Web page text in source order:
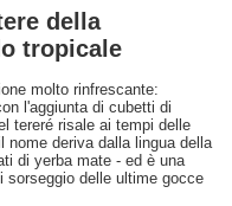
della
tropicale
molto rinfrescante:
l'aggiunta di cubetti di
tereré risale ai tempi delle
nome deriva dalla lingua della
di yerba mate - ed è una
sorseggio delle ultime gocce